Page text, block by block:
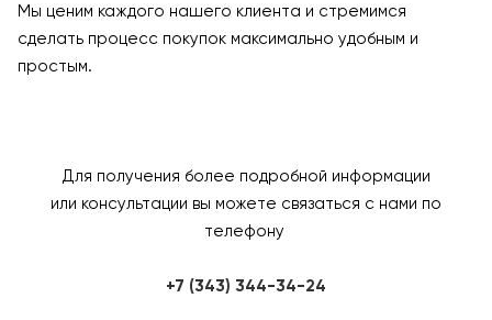
Мы ценим каждого нашего клиента и стремимся
сделать процесс покупок максимально удобным и
простым.
Для получения более подробной информации
или консультации вы можете связаться с нами по
телефону
+7 (343) 344-34-24